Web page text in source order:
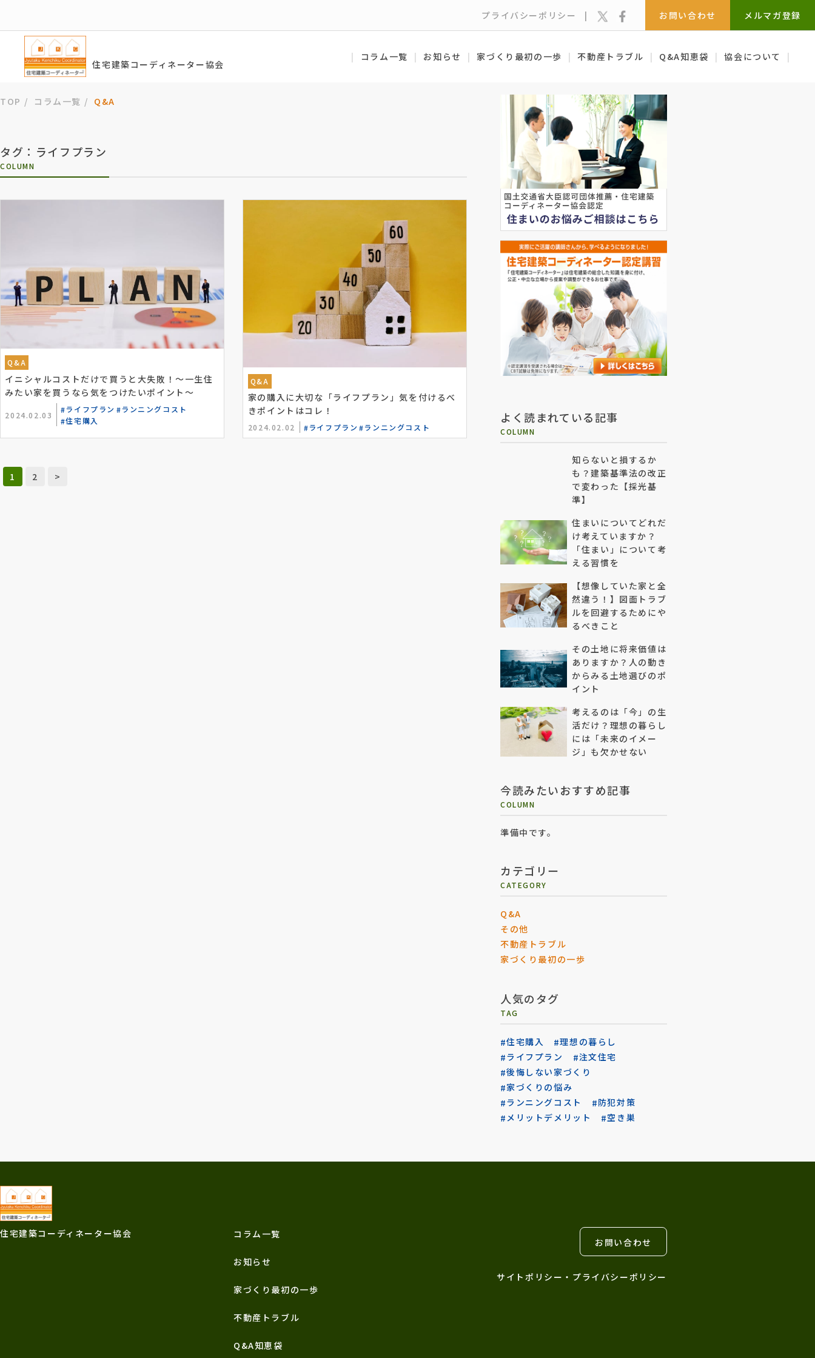
プライバシーポリシー Facebookお問い合わせ メルマガ登録
住宅建築コーディネーター協会
コラム一覧 お知らせ 家づくり最初の一歩 不動産トラブル Q&A知恵袋 協会について
TOP コラム一覧 Q&A
タグ：ライフプラン
COLUMN
Q&A
イニシャルコストだけで買うと大失敗！〜一生住
みたい家を買うなら気をつけたいポイント〜
2024.02.03
ライフプラン
ランニングコスト
住宅購入
Q&A
家の購入に大切な「ライフプラン」気を付けるべ
きポイントはコレ！
2024.02.02 ライフプラン ランニングコスト
1 2 >
よく読まれている記事
COLUMN
知らないと損するか
も？建築基準法の改正
で変わった【採光基
準】
住まいについてどれだ
け考えていますか？
「住まい」について考
える習慣を
【想像していた家と全
然違う！】図面トラブ
ルを回避するためにや
るべきこと
その土地に将来価値は
ありますか？人の動き
からみる土地選びのポ
イント
考えるのは「今」の生
活だけ？理想の暮らし
には「未来のイメー
ジ」も欠かせない
今読みたいおすすめ記事
COLUMN
準備中です。
カテゴリー
CATEGORY
Q&A
その他
不動産トラブル
家づくり最初の一歩
人気のタグ
TAG
住宅購入
理想の暮らし
ライフプラン
注文住宅
後悔しない家づくり
家づくりの悩み
ランニングコスト
防犯対策
メリットデメリット
空き巣
住宅建築コーディネーター協会 コラム一覧
お知らせ
家づくり最初の一歩
不動産トラブル
Q&A知恵袋
お問い合わせ
サイトポリシー・プライバシーポリシー